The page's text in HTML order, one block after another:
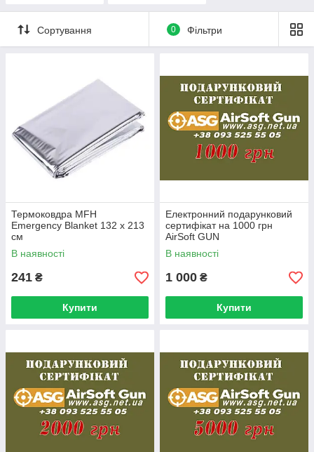
Сортування 0 Фільтри
Термоковдра MFH
Emergency Blanket 132 x 213
см
В наявності
241 ₴
Купити
Електронний подарунковий
сертифікат на 1000 грн
AirSoft GUN
В наявності
1 000 ₴
Купити